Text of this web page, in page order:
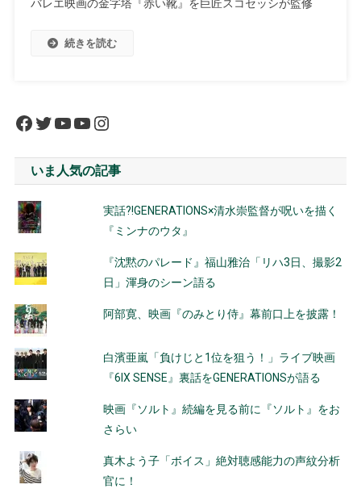
バレエ映画の金字塔『赤い靴』を巨匠スコセッシが監修
続きを読む
Facebook
Twitter
YouTube
YouTube
Instagram
いま人気の記事
実話?!GENERATIONS×清水崇監督が呪いを描く
『ミンナのウタ』
『沈黙のパレード』福山雅治「リハ3日、撮影2
日」渾身のシーン語る
阿部寛、映画『のみとり侍』幕前口上を披露！
白濱亜嵐「負けじと1位を狙う！」ライブ映画
『6IX SENSE』裏話をGENERATIONSが語る
映画『ソルト』続編を見る前に『ソルト』をお
さらい
真木よう子「ボイス」絶対聴感能力の声紋分析
官に！